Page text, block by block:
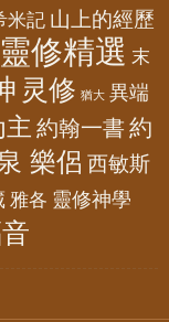
米記 山上的經歷
修精選 末
灵修 猶大 異端
約翰一書 約
樂侶 西敏斯
雅各 靈修神學